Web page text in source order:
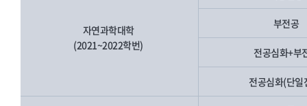
자연과학대학
(2021~2022학번)
부전공
전공심화+부
전공심화(단